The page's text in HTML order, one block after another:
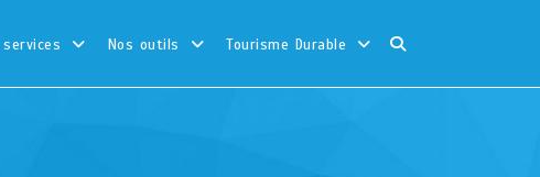
Nos outils Tourisme Durable